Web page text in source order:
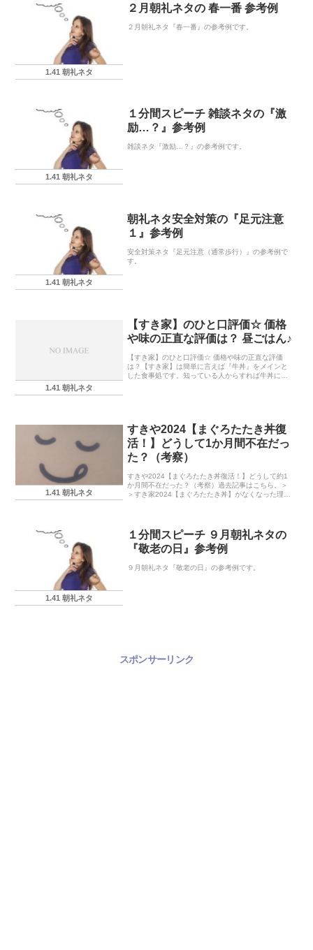
1.41 朝礼ネタ
２月朝礼ネタの 春一番 参考例
２月朝礼ネタ『春一番』の参考例です。
1.41 朝礼ネタ
１分間スピーチ 雑談ネタの『激
励…？』参考例
雑談ネタ『激励…？』の参考例です。
1.41 朝礼ネタ
朝礼ネタ安全対策の『足元注意
１』参考例
安全対策ネタ『足元注意（通常歩行）』の参考例で
す。
1.41 朝礼ネタ
【すき家】のひと口評価☆ 価格
や味の正直な評価は？ 昼ごはん♪
【すき家】のひと口評価☆ 価格や味の正直な評価
は？【すき家】は簡単に言えば『牛丼』をメインと
した食事処です。知っている人からすれば牛丼に限
1.41 朝礼ネタ
すきや2024【まぐろたたき丼復
活！】どうして1か月間不在だっ
た？（考察）
すきや2024【まぐろたたき丼復活！】どうして約1
か月間不在だった？（考察）過去記事はこちら。＞
＞すき家2024【まぐろたたき丼】がなくなった理由
1.41 朝礼ネタ
１分間スピーチ ９月朝礼ネタの
『敬老の日』参考例
９月朝礼ネタ『敬老の日』の参考例です。
スポンサーリンク